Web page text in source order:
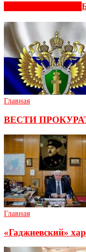
Главная
ВЕСТИ
Главная
«Гаджиевский»